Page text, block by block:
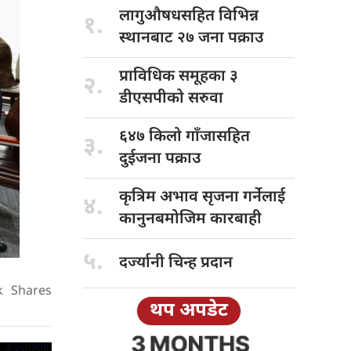
Shares
१.
लागुऔषधसहित विभिन्न
स्थानबाट २७ जना पक्राउ
२. प्राविधिक समूहका ३
डीएसपीको सरुवा
३. ६४७ किलोगाँजासहित
दुईजना पक्राउ
४. कृत्रिम अभावसृजना गर्नेलाई
कानुनबमोजिम कारबाही
५. दर्ज्यानी चिन्हप्रदान
थप अपडेट